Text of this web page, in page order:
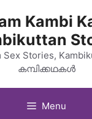
Kambi
Sex Stories,
കമ്പിക്കഥകൾ
Menu